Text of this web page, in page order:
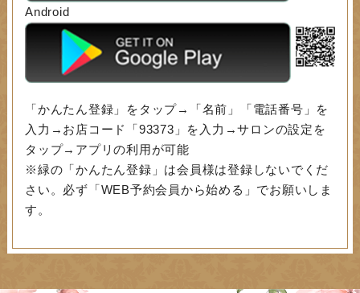
Android
「かんたん登録」をタップ→「名前」「電話番号」を
入力→お店コード「93373」を入力→サロンの設定を
タップ→アプリの利用が可能
※緑の「かんたん登録」は会員様は登録しないでくだ
さい。必ず「WEB予約会員から始める」でお願いしま
す。